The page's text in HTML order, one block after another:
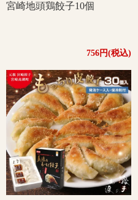
宮崎地頭鶏餃子10個
756円(税込)